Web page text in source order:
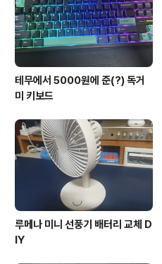
테무에서 5000원에 준(?) 독거
미 키보드
루메나 미니 선풍기 배터리 교체 D
IY